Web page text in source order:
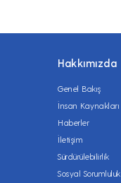
Hakkımızda
Genel Bakış
İnsan Kaynakları
Haberler
İletişim
Sürdürülebilirlik
Sosyal Sorumluluk